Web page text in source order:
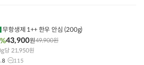
무항생제 1++ 한우 안심 (200g)
43,900원49,900원
당 21,950원
115